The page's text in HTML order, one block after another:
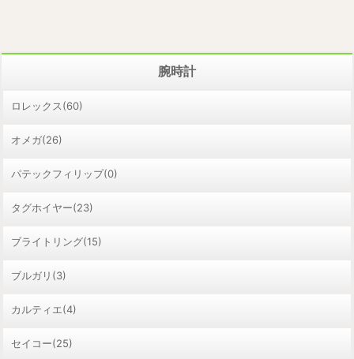
腕時計
ロレックス(60)
オメガ(26)
パテックフィリップ(0)
タグホイヤー(23)
ブライトリング(15)
ブルガリ(3)
カルティエ(4)
セイコー(25)